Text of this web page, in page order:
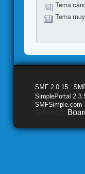
Tema
Tema
SMF 2.0.15
SimplePortal
SMFSimple.com